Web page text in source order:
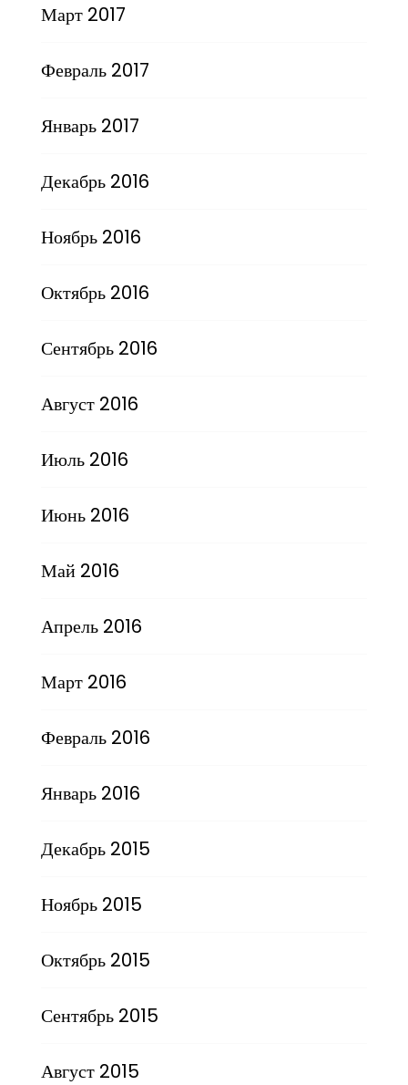
Март 2017
Февраль 2017
Январь 2017
Декабрь 2016
Ноябрь 2016
Октябрь 2016
Сентябрь 2016
Август 2016
Июль 2016
Июнь 2016
Май 2016
Апрель 2016
Март 2016
Февраль 2016
Январь 2016
Декабрь 2015
Ноябрь 2015
Октябрь 2015
Сентябрь 2015
Август 2015